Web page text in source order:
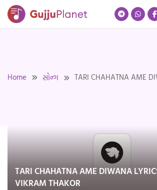
Skip
Home સોન્ગ
TARI CHAHATNA AME
TARI CHAHATNA AME DIWANA
VIKRAM THAKOR